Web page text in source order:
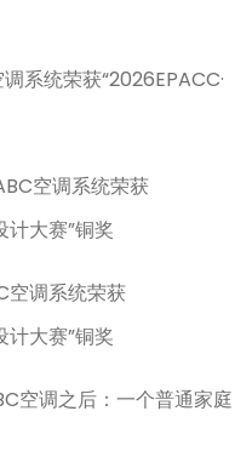
系统荣获“2026EPACC·
空调系统荣获
计大赛”铜奖
空调系统荣获
计大赛”铜奖
空调之后：一个普通家庭